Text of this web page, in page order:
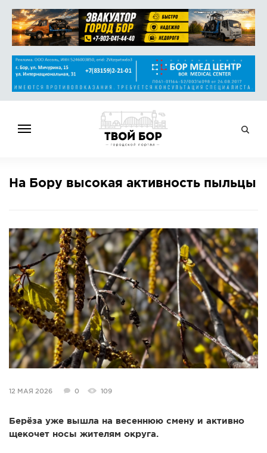
НОВОСТИ
РАБОТА
АФИША
СПРАВКА
КАМЕРЫ
КОНКУРСЫ
СТАТЬИ
ГОЛОСОВАНИЯ
ФОТО
На Бору высокая активность пыльцы
12 МАЯ 2026 0 109
Берёза уже вышла на весеннюю смену и активно
щекочет носы жителям округа.